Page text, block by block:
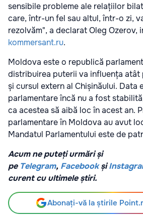
sensibile probleme ale relațiilor
care, într-un fel sau altul, într-o zi,
rezolvăm", a declarat Oleg Ozerov,
kommersant.ru.
Moldova este o republică
distribuirea puterii va influența
și cursul extern al Chișinăului. Data
parlamentare încă nu a fost
ca acestea să aibă loc în acest an.
parlamentare în Moldova au avut
Mandatul Parlamentului este de
Acum ne puteți urmări și
pe Telegram, Facebook și
curent cu ultimele știri.
Abonați-vă la știrile